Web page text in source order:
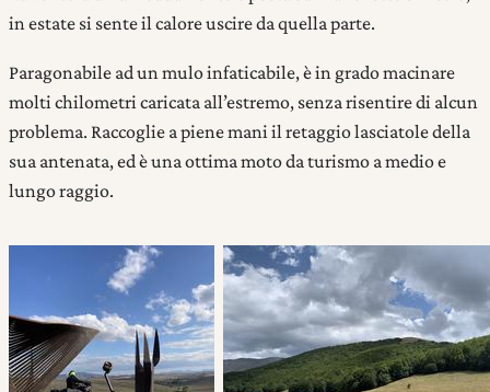
in estate si sente il calore uscire da quella parte.
Paragonabile ad un mulo infaticabile, è in grado macinare
molti chilometri caricata all’estremo, senza risentire di alcun
problema. Raccoglie a piene mani il retaggio lasciatole della
sua antenata, ed è una ottima moto da turismo a medio e
lungo raggio.